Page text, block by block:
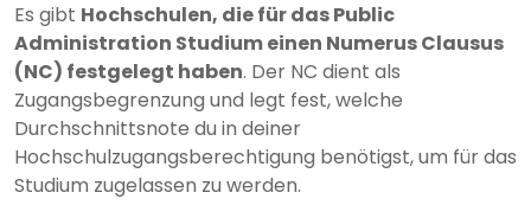
Es gibt Hochschulen, die für das Public
Administration Studium einen Numerus Clausus
(NC) festgelegt haben. Der NC dient als
Zugangsbegrenzung und legt fest, welche
Durchschnittsnote du in deiner
Hochschulzugangsberechtigung benötigst, um für das
Studium zugelassen zu werden.